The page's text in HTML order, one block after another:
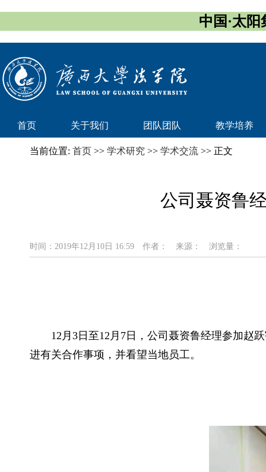
中国·太
首页 关于我们 团队团队 教学培养
当前位置: 首页 >> 学术研究 >> 学术交流 >> 正文
公司聂资鲁
时间：2019年12月10日 16:59 作者： 来源： 浏览量：
1 2 月 3日至12月7日，公司 聂资鲁经理参加赵
进有关合作事项，并看望当地员工。